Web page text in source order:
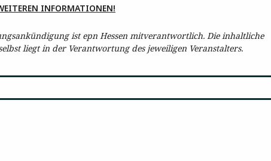
INFORMATIONEN!
ist epn Hessen mitverantwortlich. Die inhaltliche
liegt in der Verantwortung des jeweiligen Veranstalters.